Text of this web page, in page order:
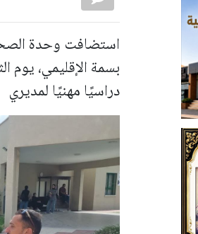
استضافت وحدة
دراسيًا مهنيًا لمديري